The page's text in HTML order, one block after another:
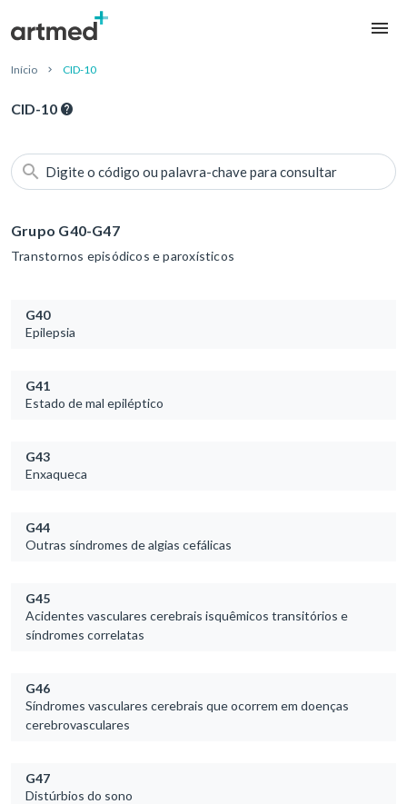
Início CID-10
CID-10
Digite o código ou palavra-chave para consultar
Grupo G40-G47
Transtornos episódicos e paroxísticos
G40
Epilepsia
G41
Estado de mal epiléptico
G43
Enxaqueca
G44
Outras síndromes de algias cefálicas
G45
Acidentes vasculares cerebrais isquêmicos transitórios e
síndromes correlatas
G46
Síndromes vasculares cerebrais que ocorrem em doenças
cerebrovasculares
G47
Distúrbios do sono